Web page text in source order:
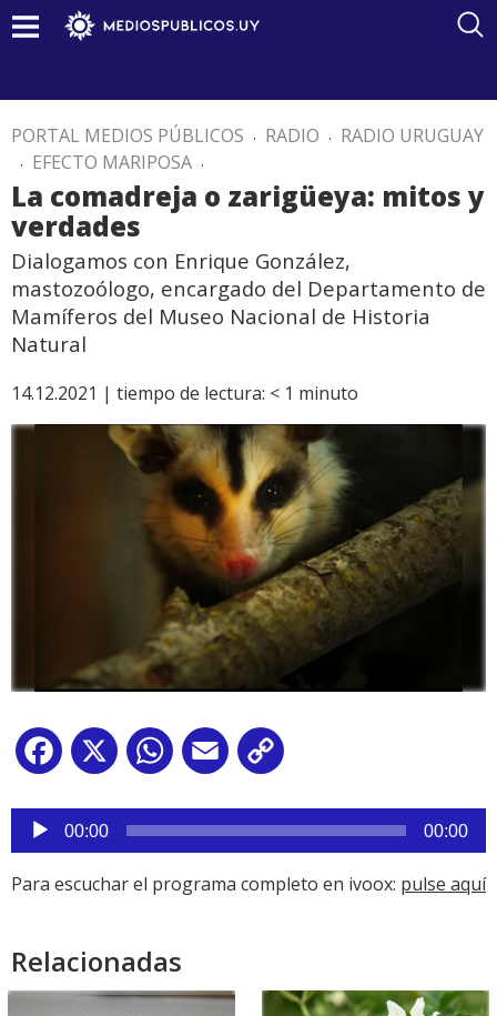
PORTAL MEDIOS PÚBLICOS . RADIO . RADIO URUGUAY
. EFECTO MARIPOSA .
La comadreja o zarigüeya: mitos y
verdades
Dialogamos con Enrique González,
mastozoólogo, encargado del Departamento de
Mamíferos del Museo Nacional de Historia
Natural
14.12.2021 | tiempo de lectura: < 1 minuto
Facebook
X WhatsApp
Email
Reproductor
audio
00:00 00:00
Para escuchar el programa completo en ivoox: pulse aquí
Relacionadas